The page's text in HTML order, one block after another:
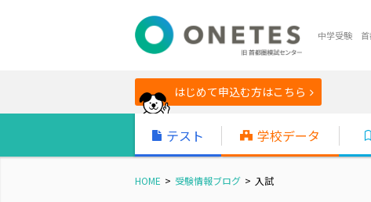
中学受験 首
はじめて申込む方はこちら
テスト 学校データ
HOME 受験情報ブログ 入試